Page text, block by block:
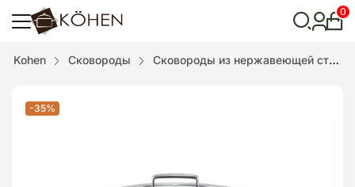
пошук
0
Kohen Сковороды Сковороды из нержавеющей стали
-35%